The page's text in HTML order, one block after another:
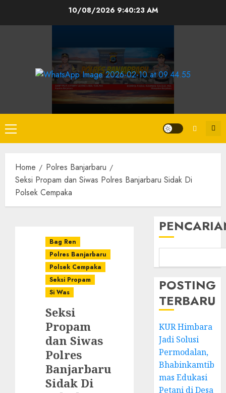
10/08/2026 9:40:24 AM
Home
Polres Banjarbaru
Seksi Propam dan Siwas Polres Banjarbaru Sidak Di
Polsek Cempaka
Bag Ren
Polres Banjarbaru
Polsek Cempaka
Seksi Propam
Si Was
Seksi
Propam
dan Siwas
Polres
Banjarbaru
Sidak Di
POSTING
TERBARU
KUR Himbara
Jadi Solusi
Permodalan,
Bhabinkamtib
mas Edukasi
Petani di Desa